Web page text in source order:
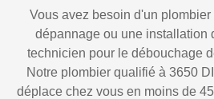
Vous avez besoin d'un
dépannage ou une installation
technicien pour le débouchage
Notre plombier qualifié à 3650
déplace chez vous en moins de